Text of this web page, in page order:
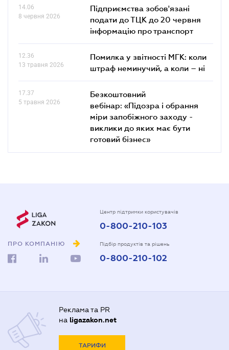
14.06
8 червня 2026
Підприємства зобов'язані
подати до ТЦК до 20 червня
інформацію про транспорт
12.36
13 травня 2026
Помилка у звітності МГК: коли
штраф неминучий, а коли – ні
17.37
5 травня 2026
Безкоштовний
вебінар: «Підозра і обрання
міри запобіжного заходу -
виклики до яких має бути
готовий бізнес»
ПРО КОМПАНІЮ
Центр підтримки користувачів
0-800-210-103
Підбір продуктів та рішень
0-800-210-102
Реклама та PR
на ligazakon.net
ТАРИФИ